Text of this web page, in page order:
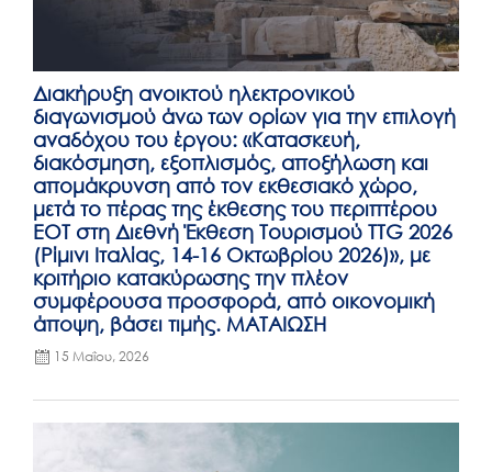
Διακήρυξη ανοικτού ηλεκτρονικού
διαγωνισμού άνω των ορίων για την επιλογή
αναδόχου του έργου: «Κατασκευή,
διακόσμηση, εξοπλισμός, αποξήλωση και
απομάκρυνση από τον εκθεσιακό χώρο,
μετά το πέρας της έκθεσης του περιπτέρου
ΕΟΤ στη Διεθνή Έκθεση Τουρισμού TTG 2026
(Ρίμινι Ιταλίας, 14-16 Οκτωβρίου 2026)», με
κριτήριο κατακύρωσης την πλέον
συμφέρουσα προσφορά, από οικονομική
άποψη, βάσει τιμής. ΜΑΤΑΙΩΣΗ
15 Μαΐου, 2026